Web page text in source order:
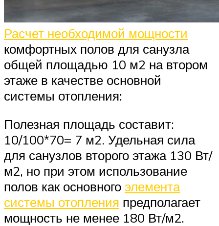
Расчет необходимой мощности
комфортных полов для санузла
общей площадью 10 м2 на втором
этаже в качестве основной
системы отопления:
Полезная площадь составит:
10/100*70= 7 м2. Удельная сила
для санузлов второго этажа 130 Вт/
м2, но при этом использование
полов как основного элемента
системы отопления предполагает
мощность не менее 180 Вт/м2.